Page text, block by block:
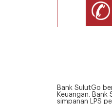
Bank SulutGo
Keuangan. Bank
simpanan LPS